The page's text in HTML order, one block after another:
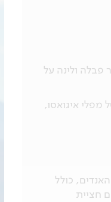
פבלה ולינה על
מפלי איגואסו,
כולל
חציית